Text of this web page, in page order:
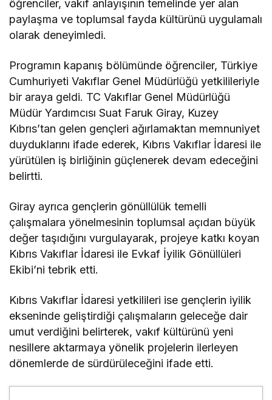
öğrenciler, vakıf anlayışının temelinde yer alan
paylaşma ve toplumsal fayda kültürünü uygulamalı
olarak deneyimledi.
Programın kapanış bölümünde öğrenciler, Türkiye
Cumhuriyeti Vakıflar Genel Müdürlüğü yetkilileriyle
bir araya geldi. TC Vakıflar Genel Müdürlüğü
Müdür Yardımcısı Suat Faruk Giray, Kuzey
Kıbrıs’tan gelen gençleri ağırlamaktan memnuniyet
duyduklarını ifade ederek, Kıbrıs Vakıflar İdaresi ile
yürütülen iş birliğinin güçlenerek devam edeceğini
belirtti.
Giray ayrıca gençlerin gönüllülük temelli
çalışmalara yönelmesinin toplumsal açıdan büyük
değer taşıdığını vurgulayarak, projeye katkı koyan
Kıbrıs Vakıflar İdaresi ile Evkaf İyilik Gönüllüleri
Ekibi’ni tebrik etti.
Kıbrıs Vakıflar İdaresi yetkilileri ise gençlerin iyilik
ekseninde geliştirdiği çalışmaların geleceğe dair
umut verdiğini belirterek, vakıf kültürünü yeni
nesillere aktarmaya yönelik projelerin ilerleyen
dönemlerde de sürdürüleceğini ifade etti.